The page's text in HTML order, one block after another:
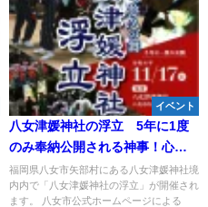
イベント
八女津媛神社の浮立 5年に1度
のみ奉納公開される神事！心に
響く悠久の舞
福岡県八女市矢部村にある八女津媛神社境
内内で「八女津媛神社の浮立」が開催され
ます。 八女市公式ホームページによる